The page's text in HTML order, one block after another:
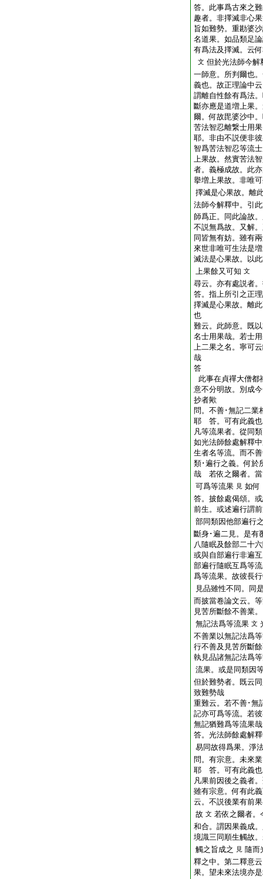
答。此事爲古來之
趣者。非擇滅非心
旨如難勢。重勘婆
名道果。如品類足
有爲法及擇滅。云
文 但於光法師今解
一師意。所判爾也
義也。故正理論中
謂離自性餘有爲法
斷亦應是道増上果
爾。何故毘婆沙中
苦法智忍離繋士用
耶。非由不説便非
智爲苦法智忍等流
上果故。然實苦法
者。義極成故。此
擧増上果故。非唯
擇滅是心果故。離
法師今解釋中。引
師爲正。同此論故
不説無爲故。又解
同皆無有妨。雖有
來世非唯可生法是
滅法是心果故。以
上果餘又可知 文
尋云。亦有處説者
答。指上所引之正
擇滅是心果故。離
也
難云。此師意。既
名士用果哉。若士
上二果之名。寧可
哉
答
此事在貞禪大僧都
意不分明故。別成
抄者歟
問。不善･無記二業
耶 答。可有此義也
凡等流果者。從同
如光法師餘處解釋
生者名等流。而不
類･遍行之義。何於
哉 若依之爾者。
可爲等流果 見 如何
答。披餘處偈頌。
前生。或述遍行謂
部同類因他部遍行
斷身･遍二見。是有
八隨眠及餘部二十
或與自部遍行非遍
部遍行隨眠互爲等
爲等流果。故彼長
見品雖性不同。同
而披當卷論文云。
見苦所斷餘不善業
無記法爲等流果 文
不善業以無記法爲
行不善及見苦所斷
執見品諸無記法爲
流果。或是同類因
但於難勢者。既云
致難勢哉
重難云。若不善･無
記亦可爲等流。若
無記猶難爲等流果哉
答。光法師餘處解
易同故得爲果。淨
問。有宗意。未來
耶 答。可有此義也
凡果前因後之義者
雖有宗意。何有此
云。不説後業有前
故 文 若依之爾者。
和合。謂因果義成
境識三同順生觸故
觸之旨成之
見 隨而
釋之中。第二釋意
果。望未來法境亦